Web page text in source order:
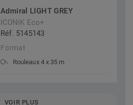
Admiral LIGHT GREY
ICONIK Eco+
Réf. 5145143
Format
Rouleaux 4 x 35 m
VOIR PLUS